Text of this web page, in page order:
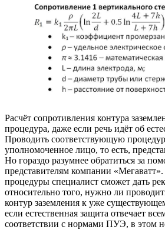
Расчёт сопротивления контура
процедура, даже если речь идёт об
Проводить соответствующую
уполномоченное лицо, то есть,
Но гораздо разумнее обратиться за
представителям компании
процедуры специалист сможет дать
относительно того, нужно ли
контур заземления к уже
если естественная защита отвечает
соответствии с нормами ПУЭ, в этом